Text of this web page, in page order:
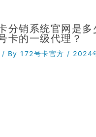
分销系统官网是多
卡的一级代理？
/ By172号卡官方/ 2024